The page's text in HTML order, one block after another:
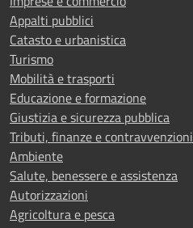
Appalti pubblici
Catasto e urbanistica
Turismo
Mobilità e trasporti
Educazione e formazione
Giustizia e sicurezza pubblica
Tributi, finanze e contravvenzioni
Ambiente
Salute, benessere e assistenza
Autorizzazioni
Agricoltura e pesca